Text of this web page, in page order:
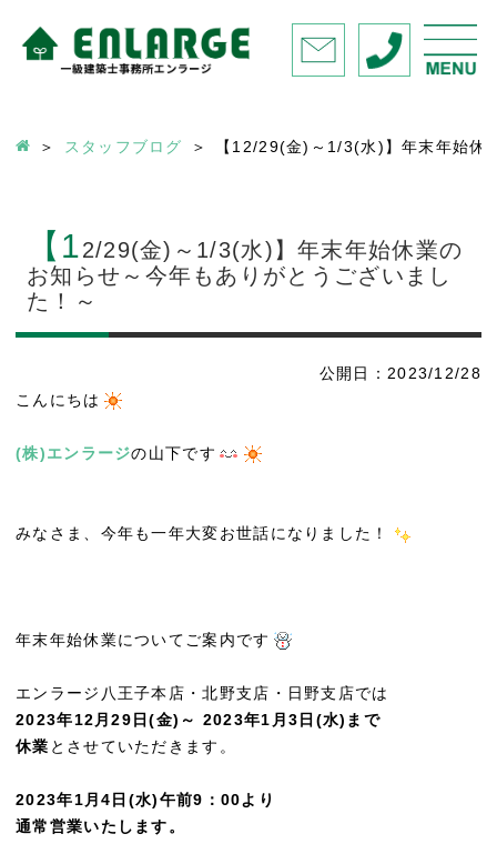
スタッフブログ 【12/29(金)～1/3(水)】年末年始休
【1 2/29(金)～1/3(水)】年末年始休業の
お知らせ～今年もありがとうございまし
た！～
公開日：2023/12/28
こんにちは
(株)エンラージの山下です
みなさま、今年も一年大変お世話になりました！
年末年始休業についてご案内です
エンラージ八王子本店・北野支店・日野支店では
2023年12月29日(金)～ 2023年1月3日(水)まで
休業 とさせていただきます。
2023年1月4日(水)午前9：00より
通常営業いたします。